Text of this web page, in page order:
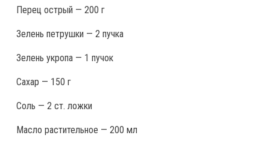
Перец острый — 200 г
Зелень петрушки — 2 пучка
Зелень укропа — 1 пучок
Сахар — 150 г
Соль — 2 ст. ложки
Масло растительное — 200 мл